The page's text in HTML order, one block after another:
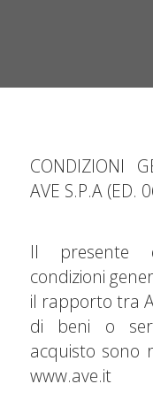
CONDIZIONI
AVE S.P.A (ED.
Il presente
condizioni
il rapporto tra
di beni o
acquisto sono
www.ave.it